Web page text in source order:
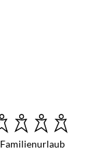
Familienurlaub